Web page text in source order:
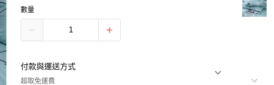
數量
付款與運送方式
超取免運費